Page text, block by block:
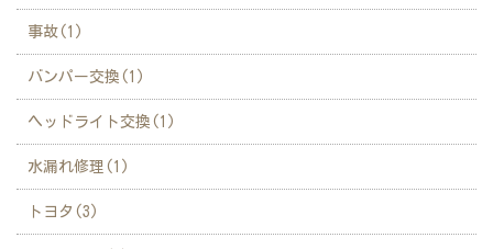
事故(1)
バンパー交換(1)
ヘッドライト交換(1)
水漏れ修理(1)
トヨタ(3)